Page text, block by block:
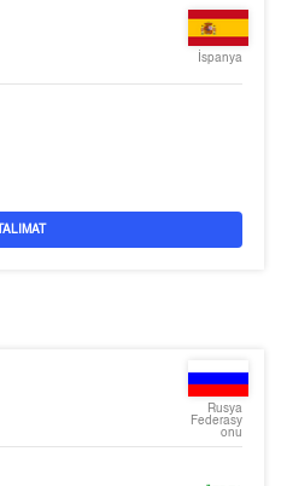
İspanya
TALIMAT
Rusya
Federasy
onu